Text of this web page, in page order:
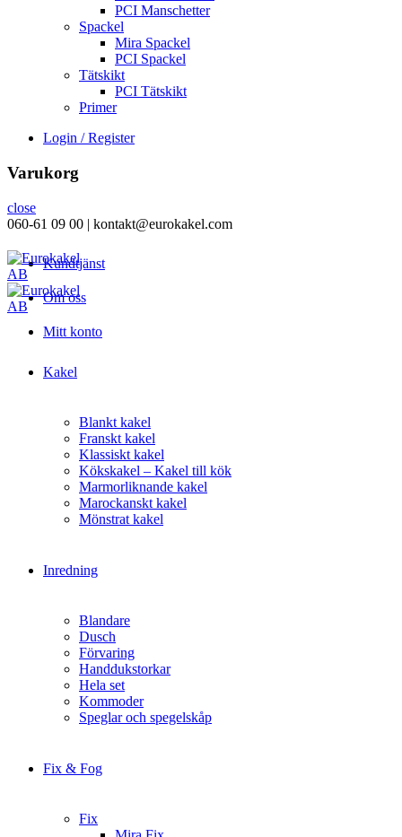
PCI Manschetter
Spackel
Mira Spackel
PCI Spackel
Tätskikt
PCI Tätskikt
Primer
Login / Register
Varukorg
close
060-61 09 00 | kontakt@eurokakel.com
Kundtjänst
Om oss
Mitt konto
Kakel
Blankt kakel
Franskt kakel
Klassiskt kakel
Kökskakel – Kakel till kök
Marmorliknande kakel
Marockanskt kakel
Mönstrat kakel
Inredning
Blandare
Dusch
Förvaring
Handdukstorkar
Hela set
Kommoder
Speglar och spegelskåp
Fix & Fog
Fix